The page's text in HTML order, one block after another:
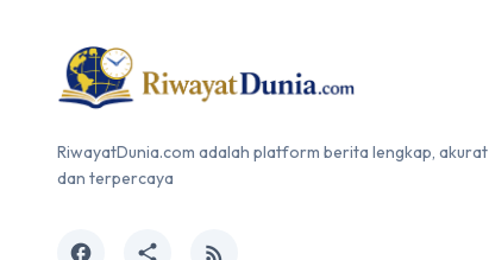
RiwayatDunia.com adalah platform berita lengkap, akurat
dan terpercaya
facebook share rss_feed